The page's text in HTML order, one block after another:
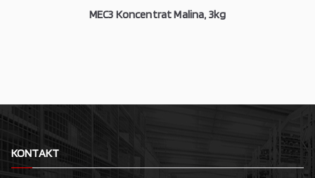
MEC3 Koncentrat Malina, 3kg
KONTAKT